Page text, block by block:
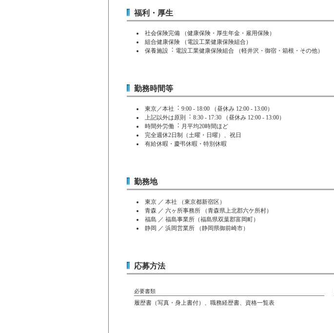
福利・厚生
社会保険完備 （健康保険・厚生年金・雇用保険）
組合健康保険 （電設工業健康保険組合）
保養施設︓ 電設工業健康保険組合 （軽井沢・御宿・箱根・その他）
勤務時間等
東京／本社︓ 9:00 - 18:00 （昼休み 12:00 - 13:00）
上記以外は原則︓ 8:30 - 17:30 （昼休み 12:00 - 13:00）
時間外労働︓ 月平均20時間ほど
完全週休2日制（土曜・日曜）、祝日
有給休暇・慶弔休暇・特別休暇
勤務地
東京 ／ 本社 （東京都新宿区）
青森 ／ 六ヶ所事務所 （青森県上北郡六ケ所村）
福島 ／ 福島事業所（福島県双葉郡富岡町）
静岡 ／ 浜岡営業所 （静岡県御前崎市）
応募方法
必要書類
履歴書（写真・身上書付）、職務経歴書、資格一覧表